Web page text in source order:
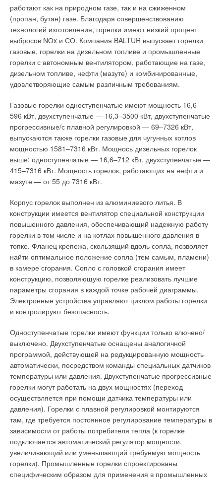
работают как на природном газе, так и на сжиженном
(пропан, бутан) газе. Благодаря совершенствованию
технологий изготовления, горелки имеют низкий процент
выбросов NОx и СО. Компания BALTUR выпускает горелки
газовые, горелки на дизельном топливе и промышленные
горелки с автономным вентилятором, работающие на газе,
дизельном топливе, нефти (мазуте) и комбинированные,
удовлетворяющие самым различным требованиям.
Газовые горелки одноступенчатые имеют мощность 16,6–
596 кВт, двухступенчатые — 16,3–3500 кВт, двухступенчатые
прогрессивные/с плавной регулировкой — 69–7326 кВт,
выпускаются также горелки газовые для чугунных котлов
мощностью 1581–7316 кВт. Мощнось дизельных горелок
выше: одноступенчатые — 16,6–712 кВт, двухступенчатые —
415–7316 кВт. Мощность горелок, работающих на нефти и
мазуте — от 55 до 7316 кВт.
Корпус горелок выполнен из алюминиевого литья. В
конструкции имеется вентилятор специальной конструкции
повышенного давления, обеспечивающий надежную работу
горелки в том числе и на котлах повышенного давления в
топке. Фланец крепежа, скользящий вдоль сопла, позволяет
найти оптимальное положение сопла (тем самым, пламени)
в камере сгорания. Сопло с головкой сгорания имеет
конструкцию, позволяющую горелке реализовать лучшие
параметры сгорания в каждой точке рабочей диаграммы.
Электронные устройства управляют циклом работы горелки
и контролируют безопасность.
Одноступенчатые горелки имеют функции только влючено/
выключено. Двухступенчатые оснащены аналогичной
программой, действующей на редукцированную мощность
автоматически, посредством команды специальных датчиков
температуры или давления. Двухступенчатые прогрессивные
горелки могут работать на двух мощностях (переход
осуществляется при помощи датчика температуры или
давления). Горелки с плавной регулировкой монтируются
там, где требуется постоянное регулирование температуры в
зависимости от работы потребителя тепла (к горелке
подключается автоматический регулятор мощности,
увеличивающий или уменьшающий требуемую мощность
горелки). Промышленные горелки спроектированы
специфическим образом для применения в промышленных